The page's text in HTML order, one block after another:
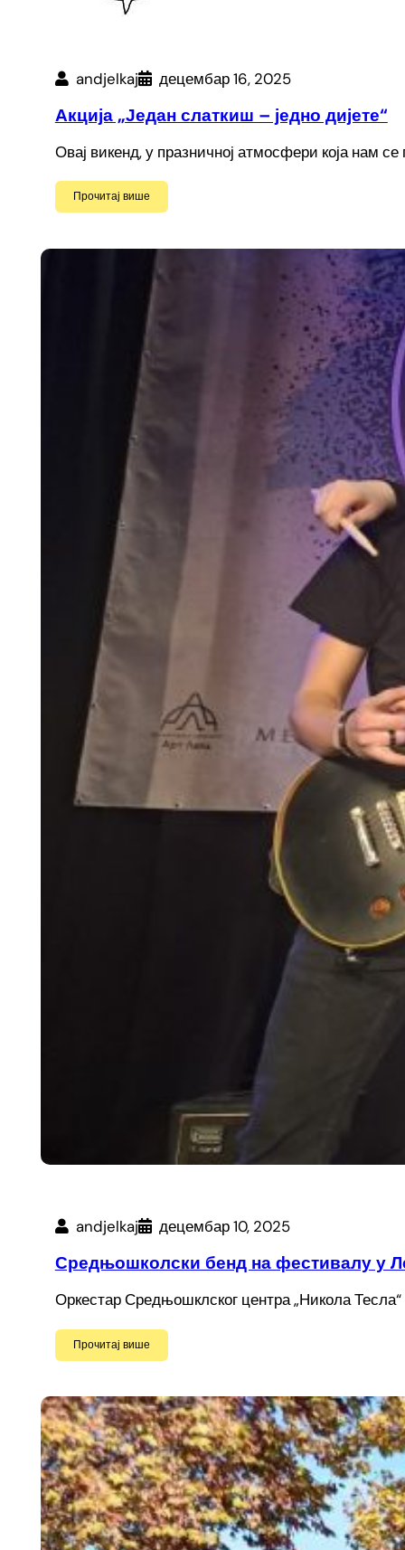
andjelkaj децембар 16, 2025
Акција „Један слаткиш – једно дијете“
Овај викенд, у празничној атмосфери која нам
Прочитај више
andjelkaj децембар 10, 2025
Средњошколски бенд на фестивалу у
Оркестар Средњошклског центра „Никола
Прочитај више